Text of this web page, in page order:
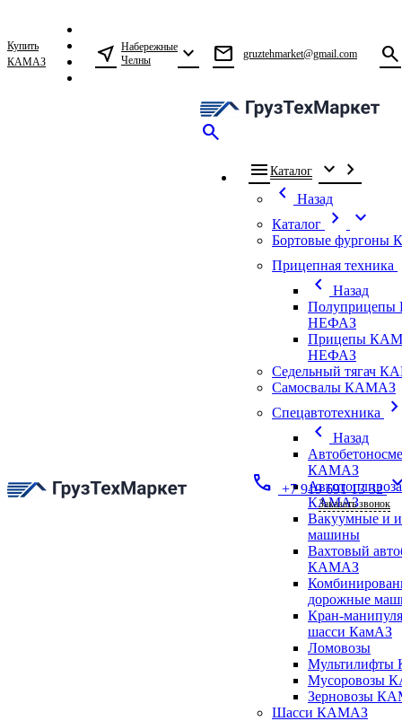
Купить
КАМАЗ
near_me Набережные
Челны
expand_more mail gruztehmarket@gmail.com search
search
menu Каталог expand_more chevron_right
chevron_left
Назад
Каталог
chevron_right expand_more
Бортовые
Прицепная техника
chevron_left
Назад
НЕФАЗ
Прицепы
НЕФАЗ
Седельный тягач
Самосвалы КАМАЗ
Спецавтотехника
chevron_left
Назад
КАМАЗ
КАМАЗ
Вакуумные и
машины
Вахтовый
КАМАЗ
дорожные
Кран-
шасси КамАЗ
Ломовозы
Мультилифты
Мусоровозы
Зерновозы
Шасси КАМАЗ
call +7 919 691 13 32
Заказать звонок